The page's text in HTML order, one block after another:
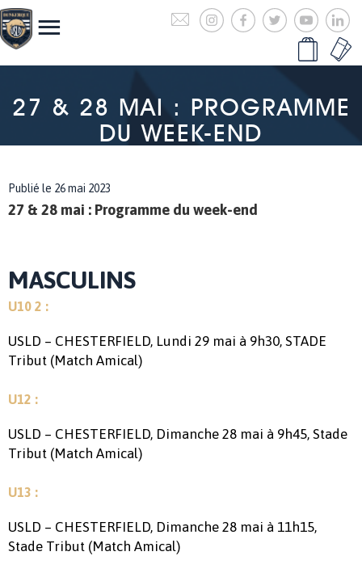
27 & 28 MAI : PROGRAMME
DU WEEK-END
Publié le 26 mai 2023
27 & 28 mai : Programme du week-end
MASCULINS
U10 2 :
USLD – CHESTERFIELD, Lundi 29 mai à 9h30, STADE
Tribut (Match Amical)
U12 :
USLD – CHESTERFIELD, Dimanche 28 mai à 9h45, Stade
Tribut (Match Amical)
U13 :
USLD – CHESTERFIELD, Dimanche 28 mai à 11h15,
Stade Tribut (Match Amical)